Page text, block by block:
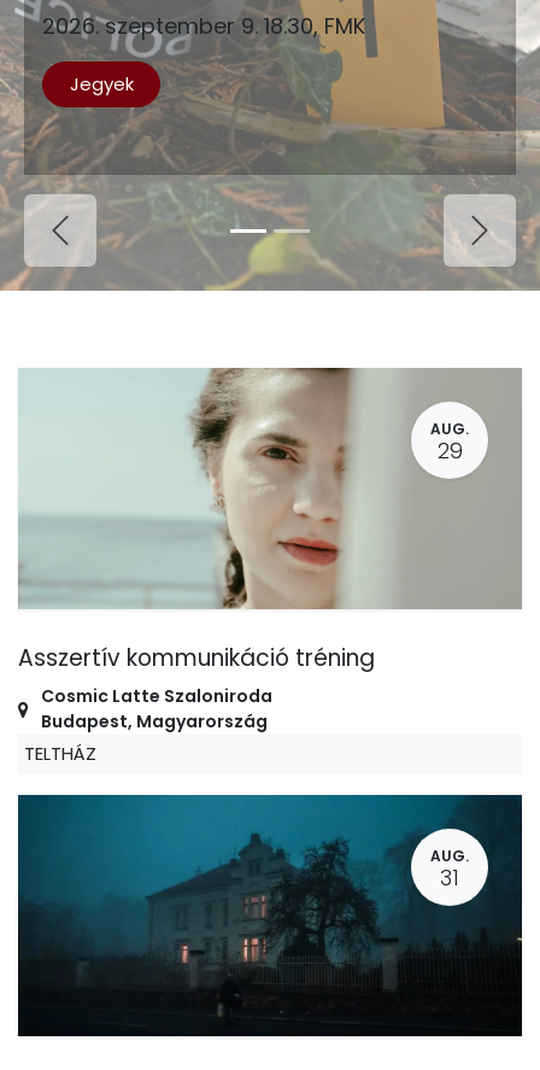
2026. szeptember 9. 18.30, FMK
Jegyek
Previous Next
AUG.
29
Asszertív kommunikáció tréning
Cosmic Latte Szaloniroda
Budapest, Magyarország
TELTHÁZ
AUG.
31